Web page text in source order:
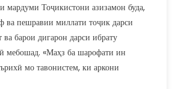
мардуми Тоҷикистони азизамон буда,
пешравии миллати тоҷик дарси
барои дигарон дарси ибрату
мебошад. «Маҳз ба шарофати ин
мо тавонистем, ки аркони